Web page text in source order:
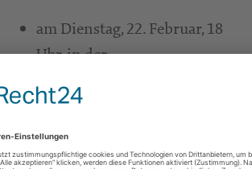
am Dienstag, 22. Februar, 18
Uhr, in der
Dresden-Laubegast
am Donnerstag, 24. Februar,
18 Uhr, in der Frauenkirche